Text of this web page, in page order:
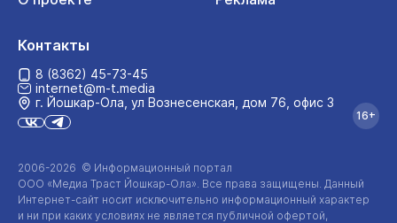
2006-2026 © Информационный портал
ООО «Медиа Траст Йошкар-Ола». Все права защищены. Данный
Интернет-сайт носит исключительно информационный характер
и ни при каких условиях не является публичной офертой,
Контакты
8 (8362) 45-73-45
internet@m-t.media
г. Йошкар‑Ола, ул Вознесенская, дом 76, офис 3
16+